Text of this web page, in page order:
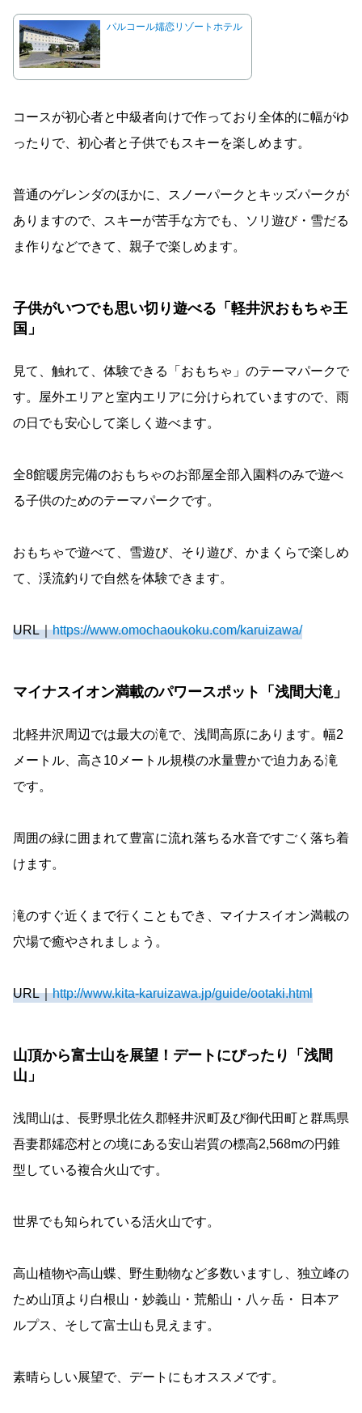
パルコール嬬恋リゾートホテル
コースが初心者と中級者向けで作っており全体的に幅がゆ
ったりで、初心者と子供でもスキーを楽しめます。
普通のゲレンダのほかに、スノーパークとキッズパークが
ありますので、スキーが苦手な方でも、ソリ遊び・雪だる
ま作りなどできて、親子で楽しめます。
子供がいつでも思い切り遊べる「軽井沢おもちゃ王
国」
見て、触れて、体験できる「おもちゃ」のテーマパークで
す。屋外エリアと室内エリアに分けられていますので、雨
の日でも安心して楽しく遊べます。
全8館暖房完備のおもちゃのお部屋全部入園料のみで遊べ
る子供のためのテーマパークです。
おもちゃで遊べて、雪遊び、そり遊び、かまくらで楽しめ
て、渓流釣りで自然を体験できます。
URL｜https://www.omochaoukoku.com/karuizawa/
マイナスイオン満載のパワースポット「浅間大滝」
北軽井沢周辺では最大の滝で、浅間高原にあります。幅2
メートル、高さ10メートル規模の水量豊かで迫力ある滝
です。
周囲の緑に囲まれて豊富に流れ落ちる水音ですごく落ち着
けます。
滝のすぐ近くまで行くこともでき、マイナスイオン満載の
穴場で癒やされましょう。
URL｜http://www.kita-karuizawa.jp/guide/ootaki.html
山頂から富士山を展望！デートにぴったり「浅間
山」
浅間山は、長野県北佐久郡軽井沢町及び御代田町と群馬県
吾妻郡嬬恋村との境にある安山岩質の標高2,568mの円錐
型している複合火山です。
世界でも知られている活火山です。
高山植物や高山蝶、野生動物など多数いますし、独立峰の
ため山頂より白根山・妙義山・荒船山・八ヶ岳・ 日本ア
ルプス、そして富士山も見えます。
素晴らしい展望で、デートにもオススメです。